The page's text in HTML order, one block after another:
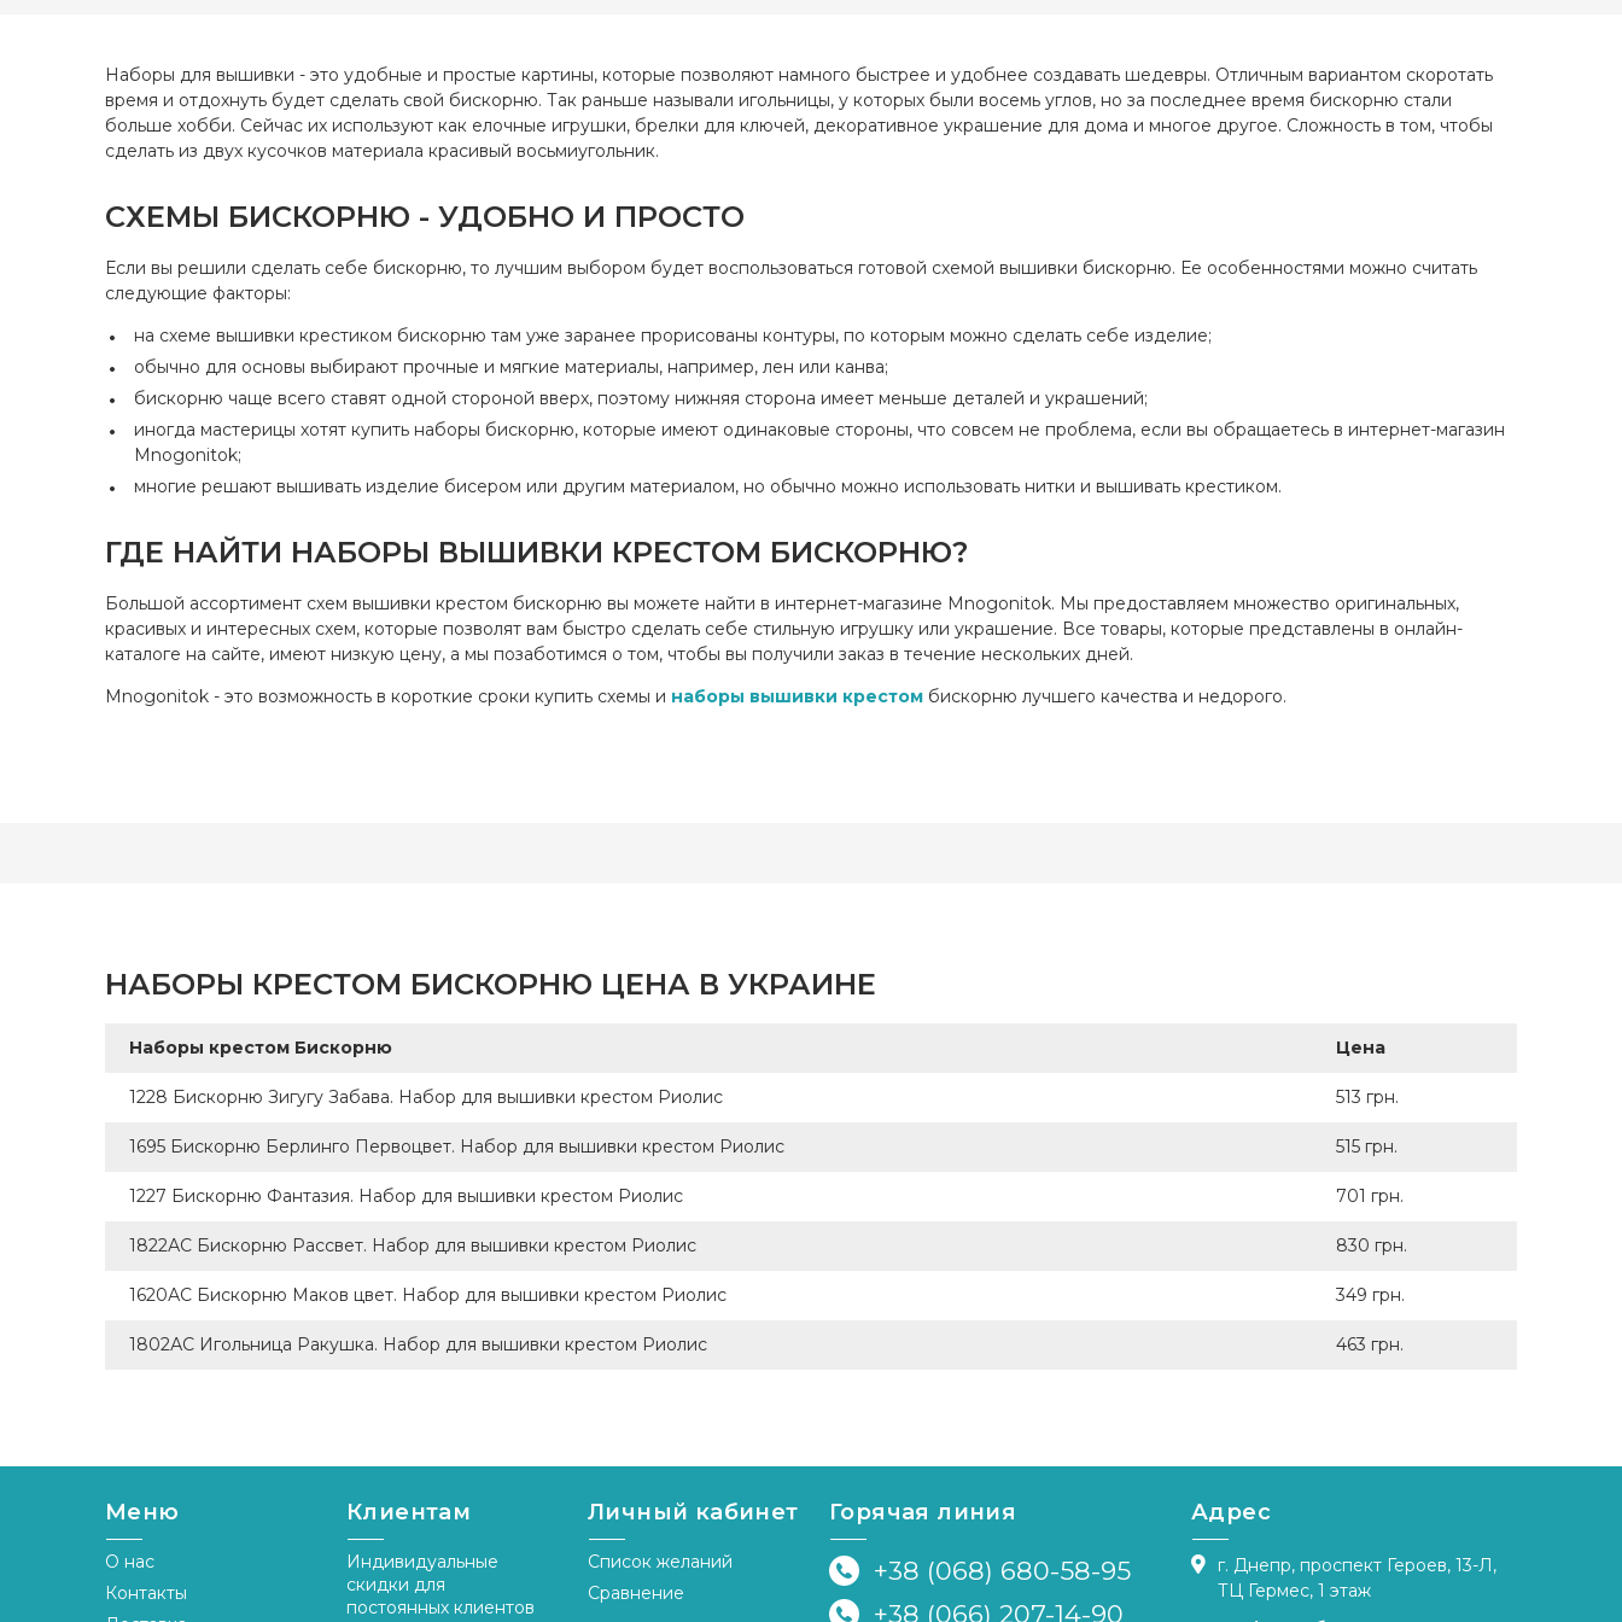
Коврик (+7)
Открытка (+31)
Люди Дети (+864)
Религиозные сюжеты (+62)
Маска для сна (+1)
Символика (+27)
Метрика (+118)
Украшение для цветов (+3)
Мешочки (+35)
Фэнтези (+152)
Часы (+1)
Зашивка
частичная
Наборы для вышивки - это удобные и простые картины, которые позволяют намного быстрее и удобнее создавать шедевры. Отличным вариантом скоротать
время и отдохнуть будет сделать свой бискорню. Так раньше называли игольницы, у которых были восемь углов, но за последнее время бискорню стали
больше хобби. Сейчас их используют как елочные игрушки, брелки для ключей, декоративное украшение для дома и многое другое. Сложность в том, чтобы
сделать из двух кусочков материала красивый восьмиугольник.
СХЕМЫ БИСКОРНЮ - УДОБНО И ПРОСТО
Если вы решили сделать себе бискорню, то лучшим выбором будет воспользоваться готовой схемой вышивки бискорню. Ее особенностями можно считать
следующие факторы:
на схеме вышивки крестиком бискорню там уже заранее прорисованы контуры, по которым можно сделать себе изделие;
обычно для основы выбирают прочные и мягкие материалы, например, лен или канва;
бискорню чаще всего ставят одной стороной вверх, поэтому нижняя сторона имеет меньше деталей и украшений;
иногда мастерицы хотят купить наборы бискорню, которые имеют одинаковые стороны, что совсем не проблема, если вы обращаетесь в интернет-магазин
Mnogonitok;
многие решают вышивать изделие бисером или другим материалом, но обычно можно использовать нитки и вышивать крестиком.
ГДЕ НАЙТИ НАБОРЫ ВЫШИВКИ КРЕСТОМ БИСКОРНЮ?
Большой ассортимент схем вышивки крестом бискорню вы можете найти в интернет-магазине Mnogonitok. Мы предоставляем множество оригинальных,
красивых и интересных схем, которые позволят вам быстро сделать себе стильную игрушку или украшение. Все товары, которые представлены в онлайн-
каталоге на сайте, имеют низкую цену, а мы позаботимся о том, чтобы вы получили заказ в течение нескольких дней.
Mnogonitok - это возможность в короткие сроки купить схемы и наборы вышивки крестом бискорню лучшего качества и недорого.
НАБОРЫ КРЕСТОМ БИСКОРНЮ ЦЕНА В УКРАИНЕ
Наборы крестом Бискорню Цена
1228 Бискорню Зигугу Забава. Набор для вышивки крестом Риолис 513 грн.
1695 Бискорню Берлинго Первоцвет. Набор для вышивки крестом Риолис 515 грн.
1227 Бискорню Фантазия. Набор для вышивки крестом Риолис 701 грн.
1822АС Бискорню Рассвет. Набор для вышивки крестом Риолис 830 грн.
1620АС Бискорню Маков цвет. Набор для вышивки крестом Риолис 349 грн.
1802АС Игольница Ракушка. Набор для вышивки крестом Риолис 463 грн.
Меню
О нас
Контакты
Клиентам
Индивидуальные
скидки для
постоянных клиентов
Личный кабинет
Список желаний
Сравнение
Горячая линия
+38 (068) 680-58-95
+38 (066) 207-14-90
Адрес
г. Днепр, проспект Героев, 13-Л,
ТЦ Гермес, 1 этаж